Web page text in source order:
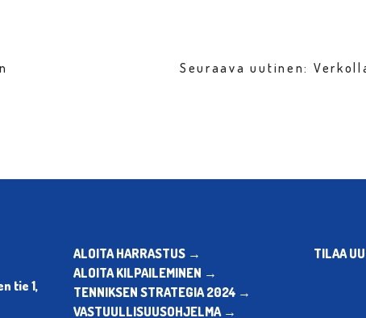
Seuraava uutinen:
tie 1,
ALOITA HARRASTUS →
ALOITA KILPAILEMINEN →
TENNIKSEN STRATEGIA 2024 →
VASTUULLISUUSOHJELMA →
TILAA